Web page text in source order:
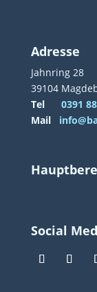
Adresse
Jahnring 28
39104
Tel
0391
Mail
Social